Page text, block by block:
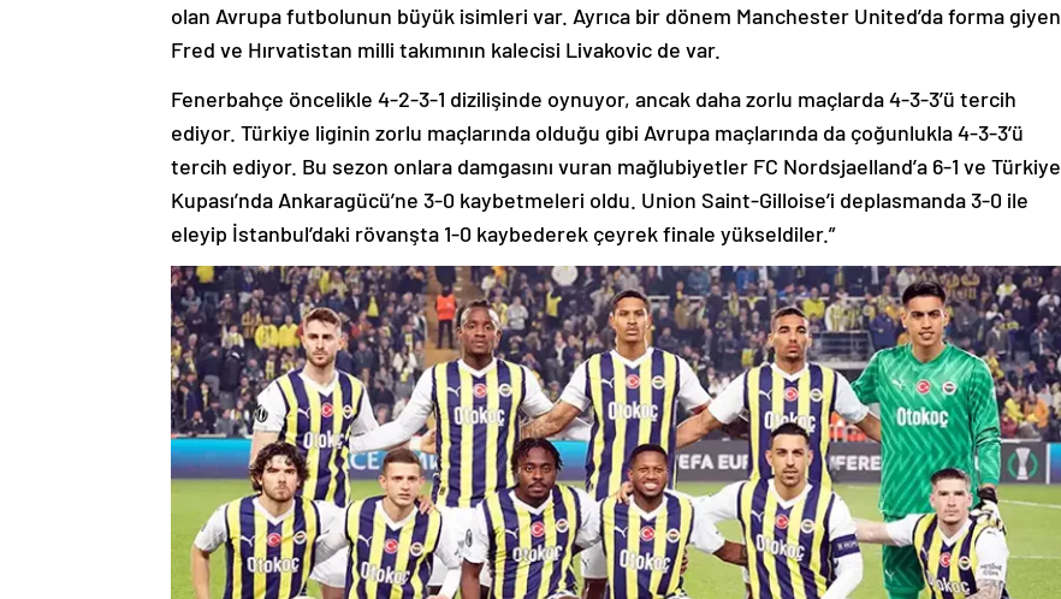
olan Avrupa futbolunun büyük isimleri var. Ayrıca bir dönem Manchester United’da forma giyen
Fred ve Hırvatistan milli takımının kalecisi Livakovic de var.
Fenerbahçe öncelikle 4-2-3-1 dizilişinde oynuyor, ancak daha zorlu maçlarda 4-3-3’ü tercih
ediyor. Türkiye liginin zorlu maçlarında olduğu gibi Avrupa maçlarında da çoğunlukla 4-3-3’ü
tercih ediyor. Bu sezon onlara damgasını vuran mağlubiyetler FC Nordsjaelland’a 6-1 ve Türkiye
Kupası’nda Ankaragücü’ne 3-0 kaybetmeleri oldu. Union Saint-Gilloise’i deplasmanda 3-0 ile
eleyip İstanbul’daki rövanşta 1-0 kaybederek çeyrek finale yükseldiler.”